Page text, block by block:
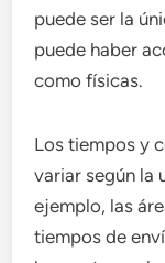
puede ser la
puede haber
como físicas.
Los tiempos y
variar según la
ejemplo, las
tiempos de